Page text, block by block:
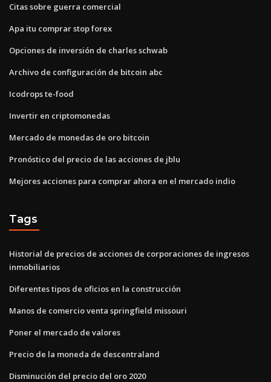
Citas sobre guerra comercial
Apa itu comprar stop forex
Opciones de inversión de charles schwab
Archivo de configuración de bitcoin abc
Icodrops te-food
Invertir en criptomonedas
Mercado de monedas de oro bitcoin
Pronóstico del precio de las acciones de jblu
Mejores acciones para comprar ahora en el mercado indio
Tags
Historial de precios de acciones de corporaciones de ingresos
inmobiliarios
Diferentes tipos de oficios en la construcción
Manos de comercio venta springfield missouri
Poner el mercado de valores
Precio de la moneda de descentraland
Disminución del precio del oro 2020